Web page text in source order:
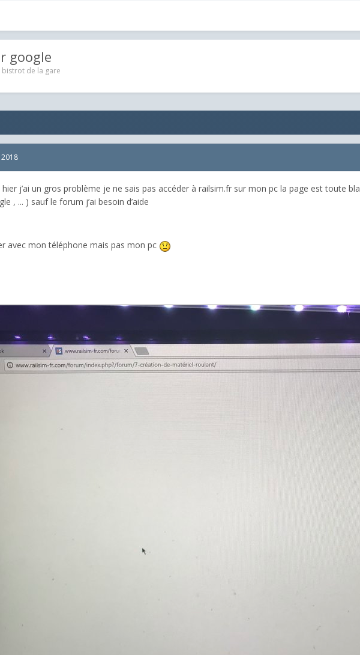
google
bistrot de la gare
j’ai un gros problème je ne sais pas accéder à railsim.fr sur mon pc la page est toute
, ... ) sauf le forum j’ai besoin d’aide
avec mon téléphone mais pas mon pc